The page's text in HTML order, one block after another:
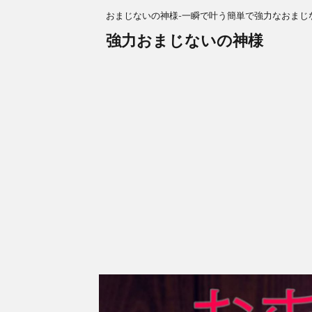
おまじないの神様-一瞬で叶う簡単で強力なおまじ
強力おまじないの神様